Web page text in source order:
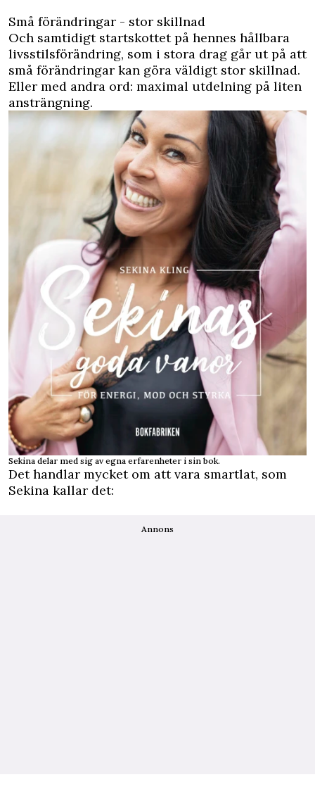
Små förändringar - stor skillnad
Och samtidigt startskottet på hennes hållbara
livsstilsförändring, som i stora drag går ut på att
små förändringar kan göra väldigt stor skillnad.
Eller med andra ord: maximal utdelning på liten
ansträngning.
Sekina delar med sig av egna erfarenheter i sin bok.
Det handlar mycket om att vara smartlat, som
Sekina kallar det:
Annons